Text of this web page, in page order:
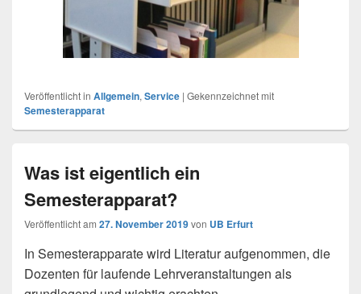
Veröffentlicht in Allgemein, Service | Gekennzeichnet mit
Semesterapparat
Was ist eigentlich ein
Semesterapparat?
Veröffentlicht am 27. November 2019von UB Erfurt
In Semesterapparate wird Literatur aufgenommen, die
Dozenten für laufende Lehrveranstaltungen als